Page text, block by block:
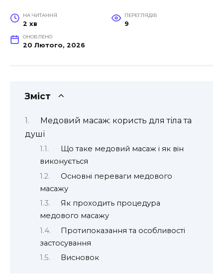
НА ЧИТАННЯ
2 хв
ПЕРЕГЛЯДІВ
9
ОНОВЛЕНО
20 Лютого, 2026
Зміст
Медовий масаж: користь для тіла та
душі
Що таке медовий масаж і як він
виконується
Основні переваги медового
масажу
Як проходить процедура
медового масажу
Протипоказання та особливості
застосування
Висновок